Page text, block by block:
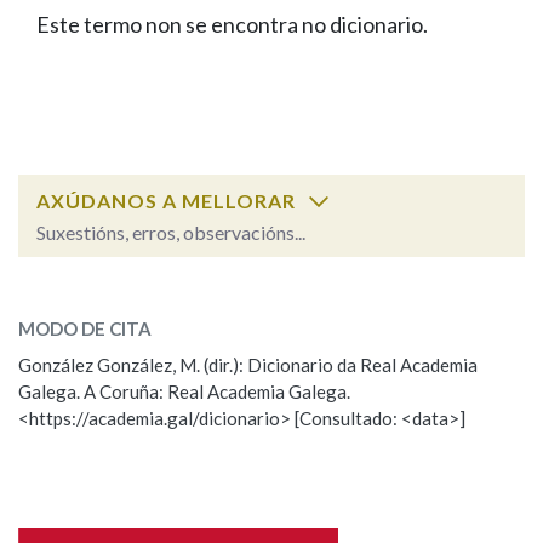
FIGURAS HOMENAXEADAS
PORTAL DAS PALABRAS
Facebook
TwitterYoutubeInstagram
Bluesky
BUSCAR NOS LEMAS
Remata por
BUSCAR NO CONTIDO
Nas definicións
Este termo non se encontra no dicionario.
AXÚDANOS A MELLORAR
Suxestións, erros, observacións...
Observación
Nome
MODO DE CITA
González González, M. (dir.): Dicionario da Real Academia
Galega. A Coruña: Real Academia Galega.
<https://academia.gal/dicionario> [Consultado: <data>]